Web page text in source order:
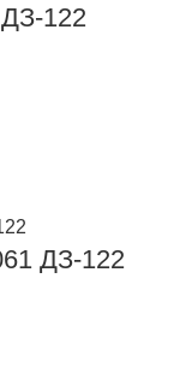
122
ДЗ-122